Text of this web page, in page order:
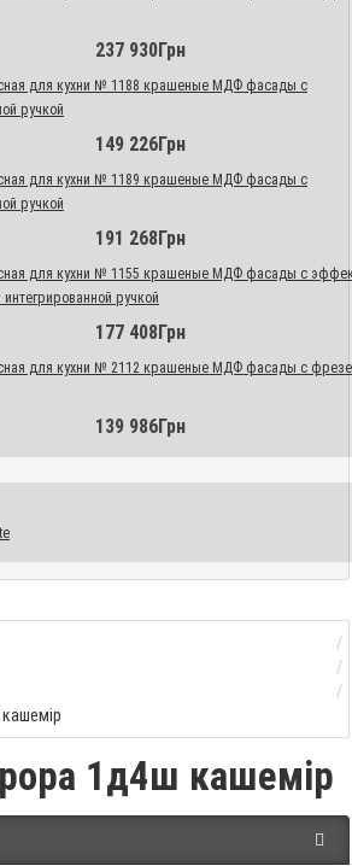
237 930Грн
для кухни № 1188 крашеные МДФ фасады с
ручкой
149 226Грн
для кухни № 1189 крашеные МДФ фасады с
ручкой
191 268Грн
для кухни № 1155 крашеные МДФ фасады с
интегрированной ручкой
177 408Грн
для кухни № 2112 крашеные МДФ фасады с
139 986Грн
1д4ш кашемір